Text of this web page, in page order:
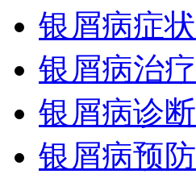
银屑病症状
银屑病治疗
银屑病诊断
银屑病预防